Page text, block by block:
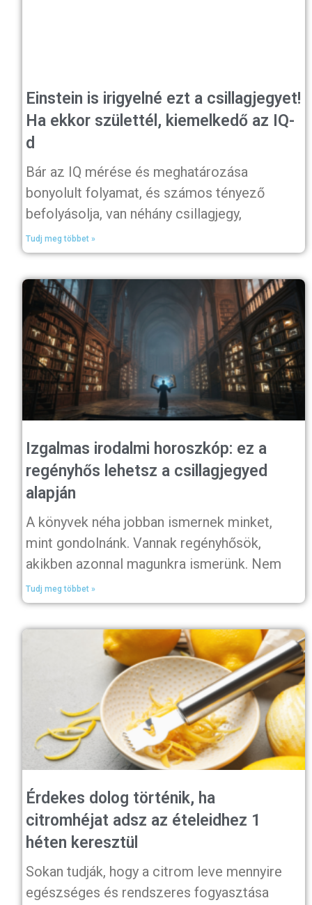
Einstein is irigyelné ezt a csillagjegyet!
Ha ekkor születtél, kiemelkedő az IQ-
d
Bár az IQ mérése és meghatározása
bonyolult folyamat, és számos tényező
befolyásolja, van néhány csillagjegy,
Tudj meg többet »
Izgalmas irodalmi horoszkóp: ez a
regényhős lehetsz a csillagjegyed
alapján
A könyvek néha jobban ismernek minket,
mint gondolnánk. Vannak regényhősök,
akikben azonnal magunkra ismerünk. Nem
Tudj meg többet »
Érdekes dolog történik, ha
citromhéjat adsz az ételeidhez 1
héten keresztül
Sokan tudják, hogy a citrom leve mennyire
egészséges és rendszeres fogyasztása